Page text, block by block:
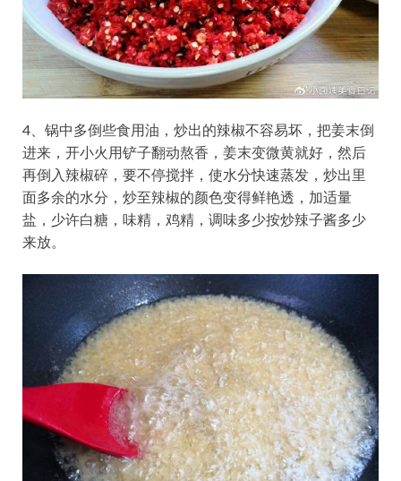
4、锅中多倒些食用油，炒出的辣椒不容易坏，把姜末倒
进来，开小火用铲子翻动熬香，姜末变微黄就好，然后
再倒入辣椒碎，要不停搅拌，使水分快速蒸发，炒出里
面多余的水分，炒至辣椒的颜色变得鲜艳透，加适量
盐，少许白糖，味精，鸡精，调味多少按炒辣子酱多少
来放。